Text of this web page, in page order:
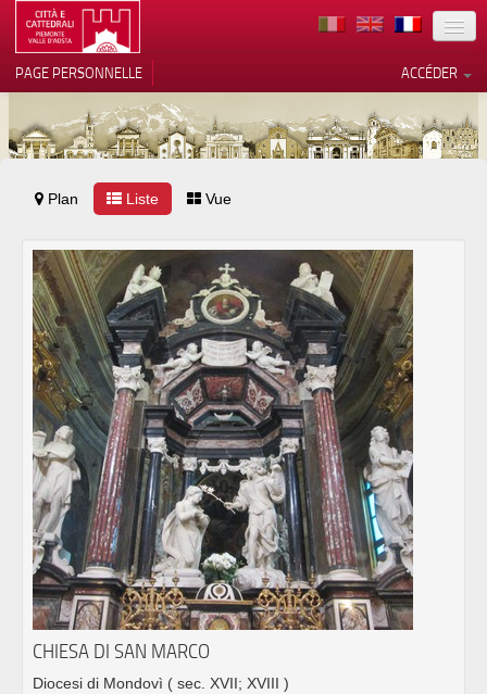
TERRITOIRE
ARCHITECTURE
MUSÉES
EVÉNEMENTS
ACCUEIL
BÉNÉVOLES
CONTACTS
PRESS
ACCÉDER
PAGE PERSONNELLE
Plan Liste Vue
CHIESA DI SAN MARCO
Diocesi di Mondovì ( sec. XVII; XVIII )
Notification lors de la collecte
Vos choix en matière de